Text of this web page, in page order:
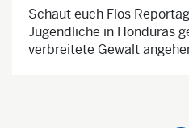
Schaut euch Flos
Jugendliche in Honduras
verbreitete Gewalt